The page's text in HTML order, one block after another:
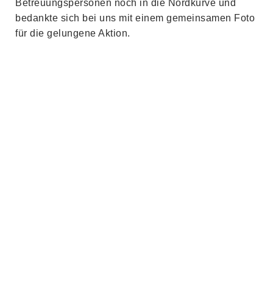
Betreuungspersonen noch in die Nordkurve und
bedankte sich bei uns mit einem gemeinsamen Foto
für die gelungene Aktion.